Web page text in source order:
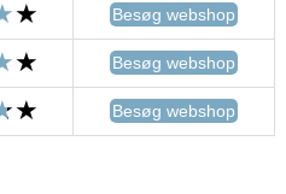
Besøg webshop
Besøg webshop
Besøg webshop